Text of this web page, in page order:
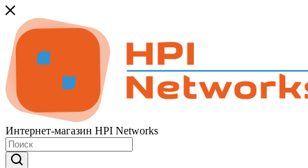
Интернет-магазин HPI Networks